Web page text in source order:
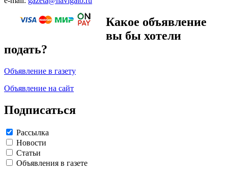
Какое объявление
вы бы хотели
подать?
Объявление в газету
Объявление на сайт
Подписаться
Рассылка
Новости
Статьи
Объявления в газете